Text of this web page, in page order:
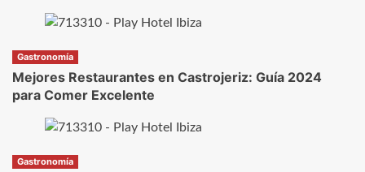
Gastronomía
Mejores Restaurantes en Castrojeriz: Guía 2024
para Comer Excelente
Gastronomía